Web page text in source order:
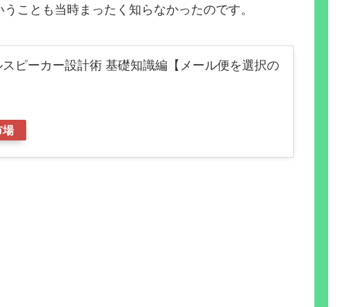
ことも当時まったく知らなかったのです。
ピーカー設計術 基礎知識編【メール便を選択の
場